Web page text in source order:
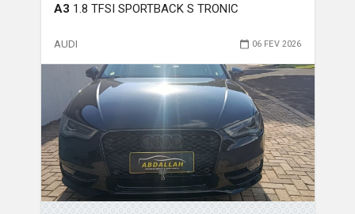
A3 1.8 TFSI SPORTBACK S TRONIC
AUDI 06 FEV 2026